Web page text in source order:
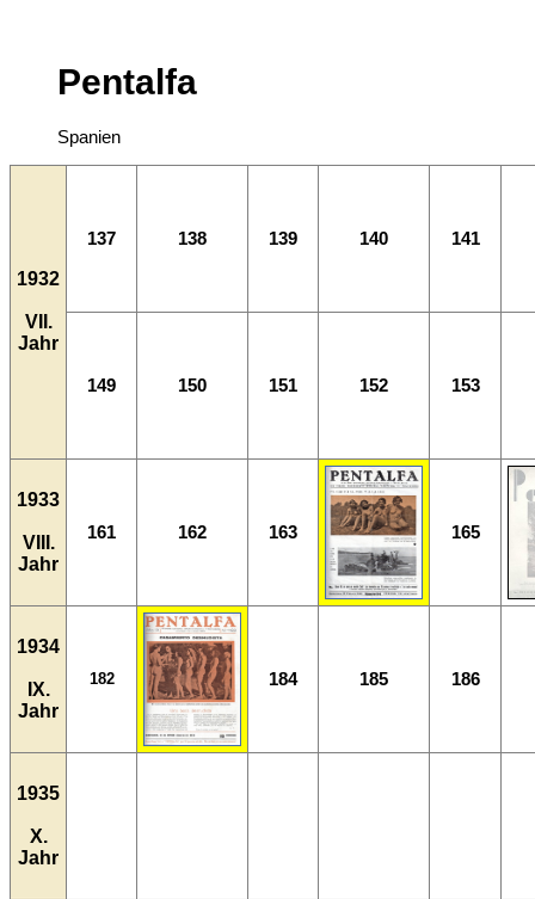
Pentalfa
Spanien
1932
VII.
Jahr
137 138 139 140 141
149 150 151 152 153
1933
VIII.
Jahr
161 162 163 165
1934
IX.
Jahr
182 184 185 186
1935
X.
Jahr